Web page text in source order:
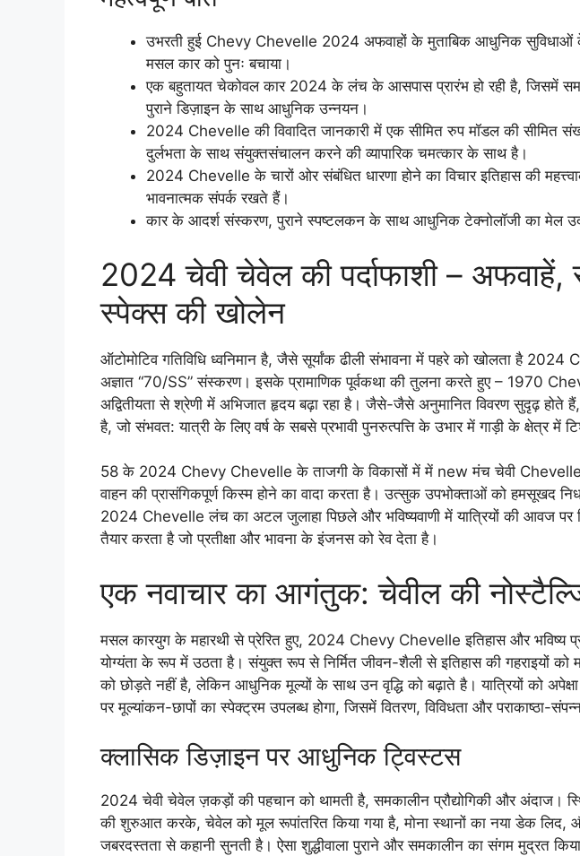
उभरती हुई Chevy Chevelle 2024 अफवाहों के मुताबिक आधुनिक सुविधाओं के
मसल कार को पुनः बचाया।
एक बहुतायत चेकोवल कार 2024 के लंच के आसपास प्रारंभ हो रही है, जिसमें
पुराने डिज़ाइन के साथ आधुनिक उन्नयन।
2024 Chevelle की विवादित जानकारी में एक सीमित रुप मॉडल की सीमित
दुर्लभता के साथ संयुक्तसंचालन करने की व्यापारिक चमत्कार के साथ है।
2024 Chevelle के चारों ओर संबंधित धारणा होने का विचार इतिहास की
भावनात्मक संपर्क रखते हैं।
कार के आदर्श संस्करण, पुराने स्पष्टलकन के साथ आधुनिक टेक्नोलॉजी का मेल
2024 चेवी चेवेल की पर्दाफाशी – अफवाहें,
स्पेक्स की खोलेन
ऑटोमोटिव गतिविधि ध्वनिमान है, जैसे सूर्यांक ढीली संभावना में पहरे को खोलता है
अज्ञात “70/SS” संस्करण। इसके प्रामाणिक पूर्वकथा की तुलना करते हुए – 1970
अद्वितीयता से श्रेणी में अभिजात हृदय बढ़ा रहा है। जैसे-जैसे अनुमानित विवरण सुदृढ़ होते
है, जो संभवत: यात्री के लिए वर्ष के सबसे प्रभावी पुनरुत्पत्ति के उभार में गाड़ी के क्षेत्र में
58 के 2024 Chevy Chevelle के ताजगी के विकासों में में new मंच चेवी Chevelle
वाहन की प्रासंगिकपूर्ण किस्म होने का वादा करता है। उत्सुक उपभोक्ताओं को हमसूखद
2024 Chevelle लंच का अटल जुलाहा पिछले और भविष्यवाणी में यात्रियों की आवज पर
तैयार करता है जो प्रतीक्षा और भावना के इंजनस को रेव देता है।
एक नवाचार का आगंतुक: चेवील की
मसल कारयुग के महारथी से प्रेरित हुए, 2024 Chevy Chevelle इतिहास और भविष्य
योग्यंता के रूप में उठता है। संयुक्त रूप से निर्मित जीवन-शैली से इतिहास की गहराइयों को
को छोड़ते नहीं है, लेकिन आधुनिक मूल्यों के साथ उन वृद्धि को बढ़ाते है। यात्रियों को
पर मूल्यांकन-छापों का स्पेक्ट्रम उपलब्ध होगा, जिसमें वितरण, विविधता और पराकाष्ठा-
क्लासिक डिज़ाइन पर आधुनिक ट्विस्टस
2024 चेवी चेवेल ज़कड़ों की पहचान को थामती है, समकालीन प्रौद्योगिकी और अंदाज।
की शुरुआत करके, चेवेल को मूल रूपांतरित किया गया है, मोना स्थानों का नया डेक लिद,
जबरदस्तता से कहानी सुनती है। ऐसा शुद्धीवाला पुराने और समकालीन का संगम मुद्रत